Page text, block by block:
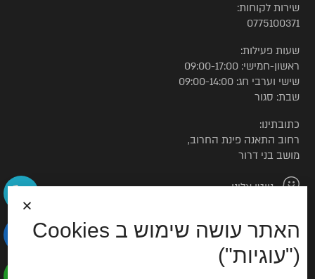
שירות לקוחות:
0775100371
שעות פעילות:
ראשון-חמישי: 09:00-17:00
שישי וערבי חג: 09:00-14:00
שבת: סגור
כתובתינו:
רחוב התאנה פינת החרוב,
מושב בני דרור
נווטו אלינו
© כל הזכויות שמורות לטורקיז האוס
האתר עושה שימוש ב Cookies
("עוגיות")